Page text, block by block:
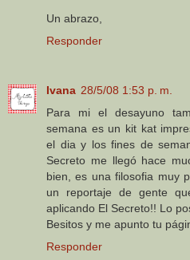
Un abrazo,
Responder
Ivana 28/5/08 1:53 p. m.
Para mi el desayuno
semana es un kit kat
el dia y los fines de
Secreto me llegó hace
bien, es una filosofia muy
un reportaje de gente
aplicando El Secreto!! Lo
Besitos y me apunto tu
Responder